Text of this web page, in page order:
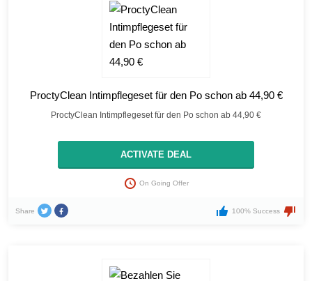
ProctyClean Intimpflegeset für den Po schon ab 44,90 €
ProctyClean Intimpflegeset für den Po schon ab 44,90 €
ACTIVATE DEAL
On Going Offer
Share 100% Success